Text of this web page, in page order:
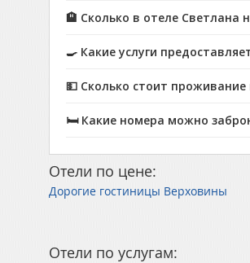
🏨 Сколько в отеле Светлана
🍳 Какие услуги
💵 Сколько стоит
🛏️ Какие номера можно
Отели по цене:
Дорогие гостиницы Верховины
Отели по услугам: